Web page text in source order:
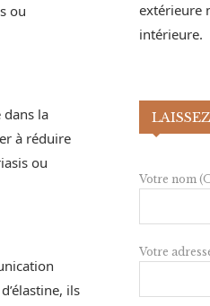
ou
la
à réduire
ou
ils
extérieure
intérieure.
Votre nom
Votre